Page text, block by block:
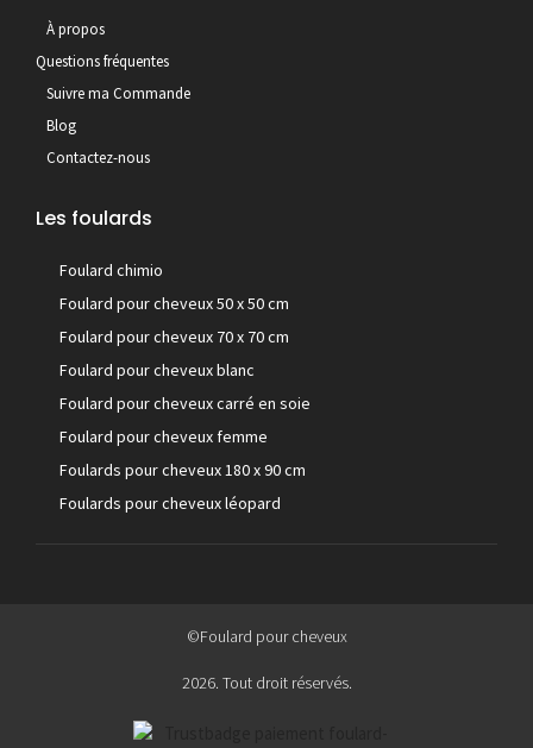
À propos
Questions fréquentes
Suivre ma Commande
Blog
Contactez-nous
Les foulards
Foulard chimio
Foulard pour cheveux 50 x 50 cm
Foulard pour cheveux 70 x 70 cm
Foulard pour cheveux blanc
Foulard pour cheveux carré en soie
Foulard pour cheveux femme
Foulards pour cheveux 180 x 90 cm
Foulards pour cheveux léopard
©Foulard pour cheveux
2026. Tout droit réservés.